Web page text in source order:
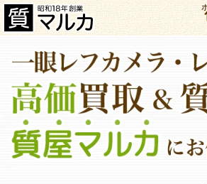
大阪・吹田市のお客様よりニコン 一眼レフカメラ D850を17
カメラの買取＆質預かり・質入れは大阪・豊中の質屋マルカ
点の価格です）